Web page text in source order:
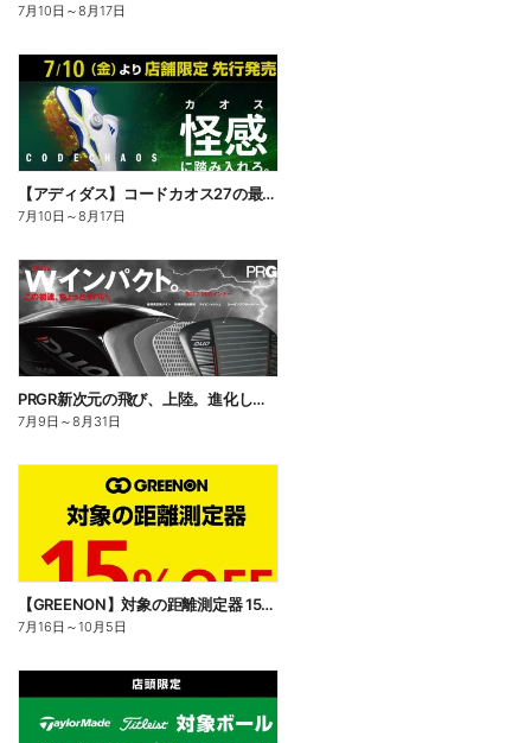
7月10日 ～8月17日
【アディダス】コードカオス27の最新作がさらなる快適性を備えて登場
7月10日 ～8月17日
PRGR新次元の飛び、上陸。進化したドライバー「RS DUO」誕生!
7月9日 ～8月31日
【GREENON】対象の距離測定器 15%OFF
7月16日 ～10月5日